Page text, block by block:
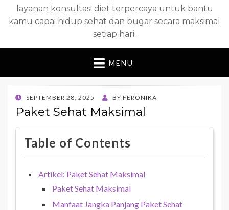
layanan konsultasi diet terpercaya untuk bantu
kamu capai hidup sehat dan bugar secara maksimal
setiap hari.
MENU
POSTED
ON
SEPTEMBER 28, 2025 BY FERONIKA
Paket Sehat Maksimal
Table of Contents
Artikel: Paket Sehat Maksimal
Paket Sehat Maksimal
Manfaat Jangka Panjang Paket Sehat